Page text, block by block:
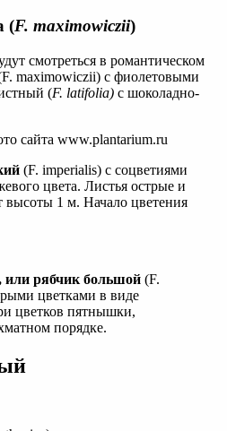
(F. maximowiczii)
смотреться в романтическом
maximowiczii) с фиолетовыми
(F. latifolia) с шоколадно-
(F. imperialis) с соцветиями
цвета. Листья острые и
высоты 1 м. Начало цветения
рябчик большой (F.
цветками в виде
цветков пятнышки,
порядке.